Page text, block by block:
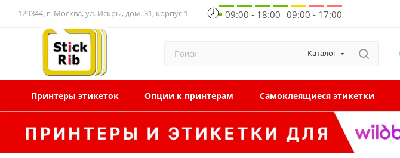
129344, г. Москва, ул. Искры, дом. 31, корпус 1 09:00 - 18:00 09:00 - 17:00
Каталог
Принтеры этикеток Опции к принтерам Самоклеящиеся этикетки